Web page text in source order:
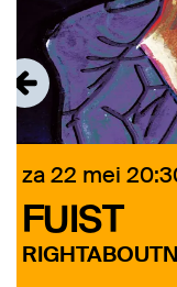
FUIST
za 22 mei